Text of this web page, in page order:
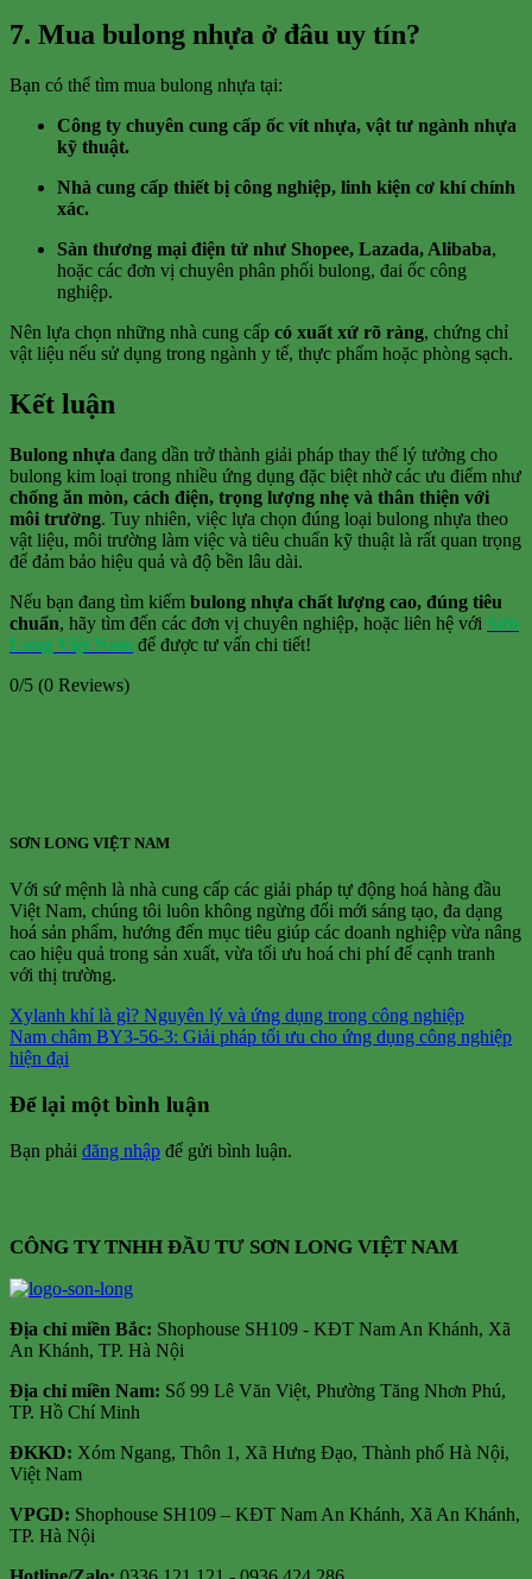
7. Mua bulong nhựa ở đâu uy tín?
Bạn có thể tìm mua bulong nhựa tại:
Công ty chuyên cung cấp ốc vít nhựa, vật tư ngành nhựa
kỹ thuật.
Nhà cung cấp thiết bị công nghiệp, linh kiện cơ khí chính
xác.
Sàn thương mại điện tử như Shopee, Lazada, Alibaba,
hoặc các đơn vị chuyên phân phối bulong, đai ốc công
nghiệp.
Nên lựa chọn những nhà cung cấp có xuất xứ rõ ràng, chứng chỉ
vật liệu nếu sử dụng trong ngành y tế, thực phẩm hoặc phòng sạch.
Kết luận
Bulong nhựa đang dần trở thành giải pháp thay thế lý tưởng cho
bulong kim loại trong nhiều ứng dụng đặc biệt nhờ các ưu điểm như
chống ăn mòn, cách điện, trọng lượng nhẹ và thân thiện với
môi trường. Tuy nhiên, việc lựa chọn đúng loại bulong nhựa theo
vật liệu, môi trường làm việc và tiêu chuẩn kỹ thuật là rất quan trọng
để đảm bảo hiệu quả và độ bền lâu dài.
Nếu bạn đang tìm kiếm bulong nhựa chất lượng cao, đúng tiêu
chuẩn, hãy tìm đến các đơn vị chuyên nghiệp, hoặc liên hệ với Sơn
Long Việt Nam để được tư vấn chi tiết!
0/5 (0 Reviews)
SƠN LONG VIỆT NAM
Với sứ mệnh là nhà cung cấp các giải pháp tự động hoá hàng đầu
Việt Nam, chúng tôi luôn không ngừng đổi mới sáng tạo, đa dạng
hoá sản phẩm, hướng đến mục tiêu giúp các doanh nghiệp vừa nâng
cao hiệu quả trong sản xuất, vừa tối ưu hoá chi phí để cạnh tranh
với thị trường.
Xylanh khí là gì? Nguyên lý và ứng dụng trong công nghiệp
Nam châm BY3-56-3: Giải pháp tối ưu cho ứng dụng công nghiệp
hiện đại
Để lại một bình luận
Bạn phải đăng nhập để gửi bình luận.
CÔNG TY TNHH ĐẦU TƯ SƠN LONG VIỆT NAM
Địa chỉ miền Bắc: Shophouse SH109 - KĐT Nam An Khánh, Xã
An Khánh, TP. Hà Nội
Địa chỉ miền Nam: Số 99 Lê Văn Việt, Phường Tăng Nhơn Phú,
TP. Hồ Chí Minh
ĐKKD: Xóm Ngang, Thôn 1, Xã Hưng Đạo, Thành phố Hà Nội,
Việt Nam
VPGD: Shophouse SH109 – KĐT Nam An Khánh, Xã An Khánh,
TP. Hà Nội